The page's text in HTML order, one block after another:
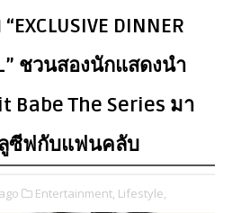
DINNER
ชวนสองนักแสดงนำ
Babe The Series มา
ซีฟกับแฟนคลับ
Entertainment, Lifestyle,